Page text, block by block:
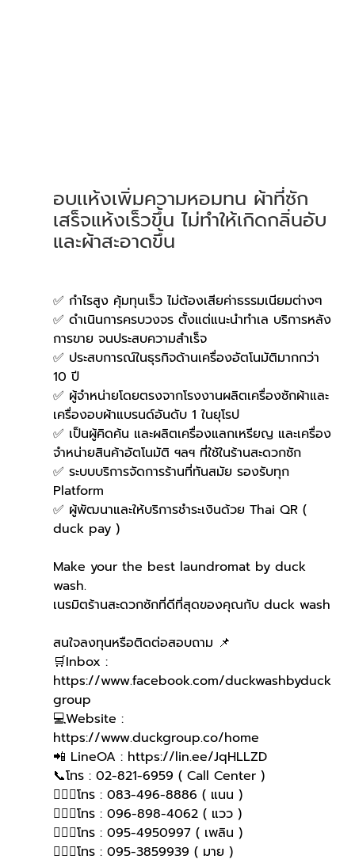
อบเเห้งเพิ่มความหอมทน ผ้าที่ซัก
เสร็จแห้งเร็วขึ้น ไม่ทำให้เกิดกลิ่นอับ
และผ้าสะอาดขึ้น
✅ กำไรสูง คุ้มทุนเร็ว ไม่ต้องเสียค่าธรรมเนียมต่างๆ
✅ ดำเนินการครบวงจร ตั้งแต่แนะนำทำเล บริการหลัง
การขาย จนประสบความสำเร็จ
✅ ประสบการณ์ในธุรกิจด้านเครื่องอัตโนมัติมากกว่า
10 ปี
✅ ผู้จำหน่ายโดยตรงจากโรงงานผลิตเครื่องซักผ้าและ
เครื่องอบผ้าแบรนด์อันดับ 1 ในยุโรป
✅ เป็นผู้คิดค้น และผลิตเครื่องแลกเหรียญ และเครื่อง
จำหน่ายสินค้าอัตโนมัติ ฯลฯ ที่ใช้ในร้านสะดวกซัก
✅ ระบบบริการจัดการร้านที่ทันสมัย รองรับทุก
Platform
✅ ผู้พัฒนาและให้บริการชำระเงินด้วย Thai QR (
duck pay )
Make your the best laundromat by duck
wash.
เนรมิตร้านสะดวกซักที่ดีที่สุดของคุณกับ duck wash
สนใจลงทุนหรือติดต่อสอบถาม 📌
🛒Inbox :
https://www.facebook.com/duckwashbyduck
group
💻Website :
https://www.duckgroup.co/home
📲 LineOA : https://lin.ee/JqHLLZD
📞โทร : 02-821-6959 ( Call Center )
🙋🏻‍♀️โทร : 083-496-8886 ( แนน )
🙋🏻‍♀โทร : 096-898-4062 ( แวว )
🙋🏻‍♀โทร : 095-4950997 ( เพลิน )
🙋🏻‍♀️โทร : 095-3859939 ( มาย )